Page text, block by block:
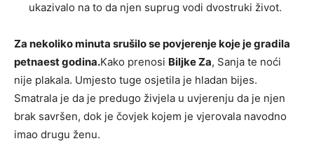
ukazivalo na to da njen suprug vodi dvostruki život.
Za nekoliko minuta srušilo se povjerenje koje je gradila
petnaest godina.Kako prenosi Biljke Za, Sanja te noći
nije plakala. Umjesto tuge osjetila je hladan bijes.
Smatrala je da je predugo živjela u uvjerenju da je njen
brak savršen, dok je čovjek kojem je vjerovala navodno
imao drugu ženu.